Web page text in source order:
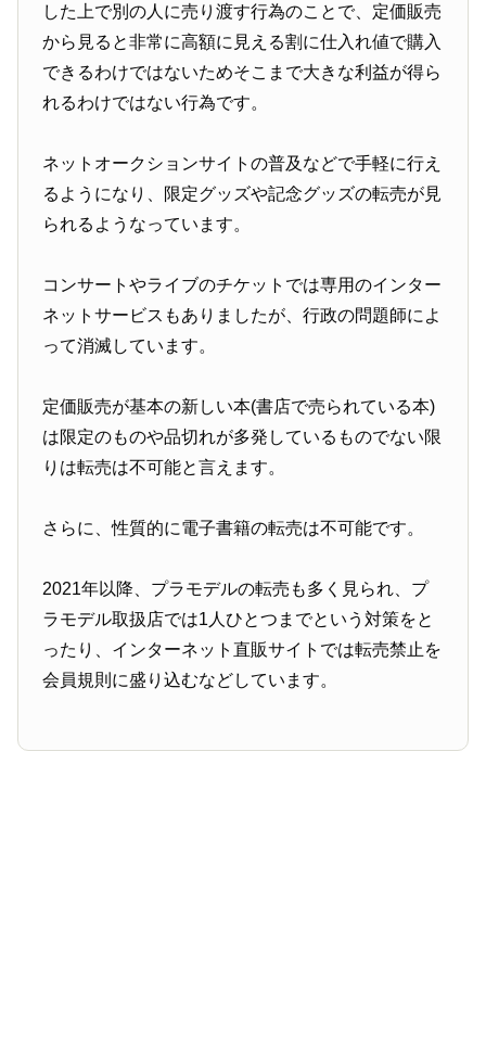
した上で別の人に売り渡す行為のことで、定価販売
から見ると非常に高額に見える割に仕入れ値で購入
できるわけではないためそこまで大きな利益が得ら
れるわけではない行為です。
ネットオークションサイトの普及などで手軽に行え
るようになり、限定グッズや記念グッズの転売が見
られるようなっています。
コンサートやライブのチケットでは専用のインター
ネットサービスもありましたが、行政の問題師によ
って消滅しています。
定価販売が基本の新しい本(書店で売られている本)
は限定のものや品切れが多発しているものでない限
りは転売は不可能と言えます。
さらに、性質的に電子書籍の転売は不可能です。
2021年以降、プラモデルの転売も多く見られ、プ
ラモデル取扱店では1人ひとつまでという対策をと
ったり、インターネット直販サイトでは転売禁止を
会員規則に盛り込むなどしています。